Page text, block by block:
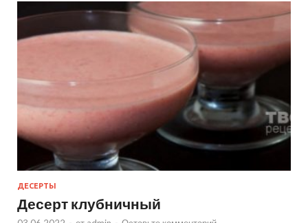
ДЕСЕРТЫ
Десерт клубничный